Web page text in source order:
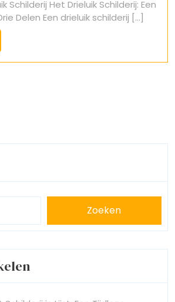
Schilderij Het Drieluik Schilderij: Een
Delen Een drieluik schilderij [...]
Zoeken